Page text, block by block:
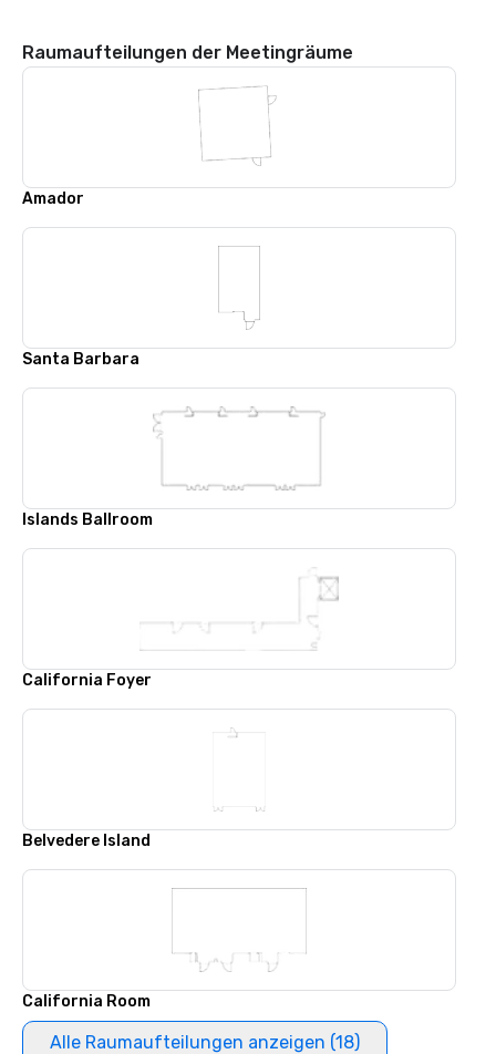
Raumaufteilungen der Meetingräume
Amador
Santa Barbara
Islands Ballroom
California Foyer
Belvedere Island
California Room
Alle Raumaufteilungen anzeigen (18)